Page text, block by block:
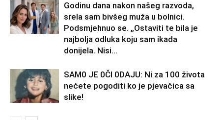
Godinu dana nakon našeg razvoda,
srela sam bivšeg muža u bolnici.
Podsmjehnuo se. „Ostaviti te bila je
najbolja odluka koju sam ikada
donijela. Nisi...
SAM0 JE 0Čl 0DAJU: Ni za 100 života
nećete pogoditi ko je pjevačica sa
slike!